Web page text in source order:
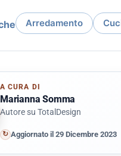
Arredamento
A CURA DI
Marianna Somma
Autore su TotalDesign
↻ Aggiornato il 29 Dicembre 2023